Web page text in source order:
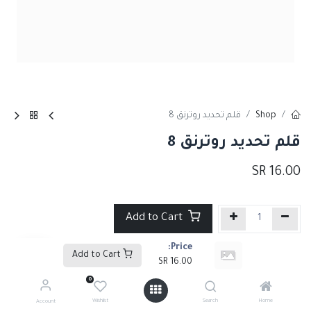
Price:
16.00
Home
Search
0
Wishlist
Account
Shop قلم تحديد روترنق 8
قلم تحديد روترنق 8
16.00
Add to Cart
إضافة إلى قائمة الأمنيات